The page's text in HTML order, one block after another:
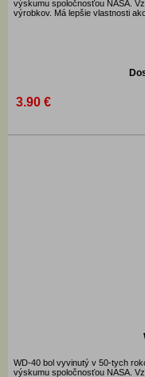
výskumu spoločnosťou NASA.
výrobkov. Má lepšie vlastnosti
3.90 €
WD-40 bol vyvinutý v 50-tych
výskumu spoločnosťou NASA.